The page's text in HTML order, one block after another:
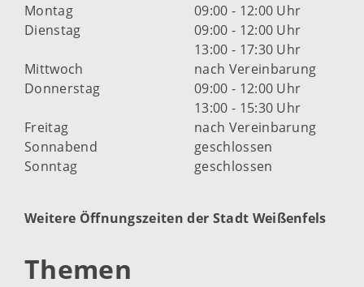
Montag
09:00 - 12:00 Uhr
Dienstag
09:00 - 12:00 Uhr
13:00 - 17:30 Uhr
Mittwoch
nach Vereinbarung
Donnerstag
09:00 - 12:00 Uhr
13:00 - 15:30 Uhr
Freitag
nach Vereinbarung
Sonnabend
geschlossen
Sonntag
geschlossen
Weitere Öffnungszeiten der Stadt Weißenfels
Themen